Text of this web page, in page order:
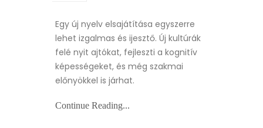
Egy új nyelv elsajátítása egyszerre
lehet izgalmas és ijesztő. Új kultúrák
felé nyit ajtókat, fejleszti a kognitív
képességeket, és még szakmai
előnyökkel is járhat.
Continue Reading...